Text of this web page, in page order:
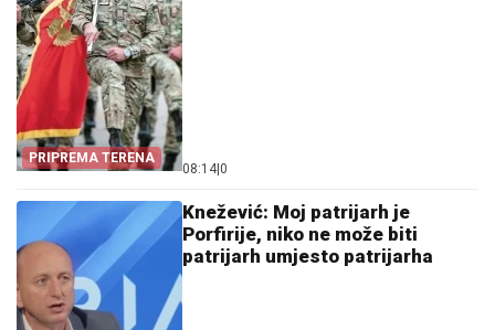
PRIPREMA TERENA
08:14 0
Knežević: Moj patrijarh je
Porfirije, niko ne može biti
patrijarh umjesto patrijarha